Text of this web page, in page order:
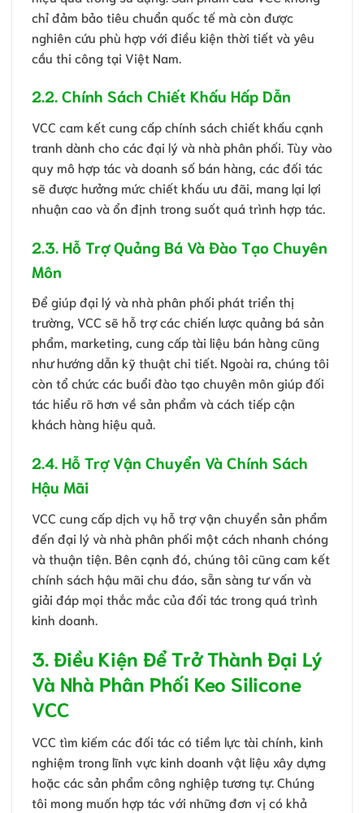
chỉ đảm bảo tiêu chuẩn quốc tế mà còn được
nghiên cứu phù hợp với điều kiện thời tiết và yêu
cầu thi công tại Việt Nam.
2.2. Chính Sách Chiết Khấu Hấp Dẫn
VCC cam kết cung cấp chính sách chiết khấu cạnh
tranh dành cho các đại lý và nhà phân phối. Tùy vào
quy mô hợp tác và doanh số bán hàng, các đối tác
sẽ được hưởng mức chiết khấu ưu đãi, mang lại lợi
nhuận cao và ổn định trong suốt quá trình hợp tác.
2.3. Hỗ Trợ Quảng Bá Và Đào Tạo Chuyên
Môn
Để giúp đại lý và nhà phân phối phát triển thị
trường, VCC sẽ hỗ trợ các chiến lược quảng bá sản
phẩm, marketing, cung cấp tài liệu bán hàng cũng
như hướng dẫn kỹ thuật chi tiết. Ngoài ra, chúng tôi
còn tổ chức các buổi đào tạo chuyên môn giúp đối
tác hiểu rõ hơn về sản phẩm và cách tiếp cận
khách hàng hiệu quả.
2.4. Hỗ Trợ Vận Chuyển Và Chính Sách
Hậu Mãi
VCC cung cấp dịch vụ hỗ trợ vận chuyển sản phẩm
đến đại lý và nhà phân phối một cách nhanh chóng
và thuận tiện. Bên cạnh đó, chúng tôi cũng cam kết
chính sách hậu mãi chu đáo, sẵn sàng tư vấn và
giải đáp mọi thắc mắc của đối tác trong quá trình
kinh doanh.
3. Điều Kiện Để Trở Thành Đại Lý
Và Nhà Phân Phối Keo Silicone
VCC
VCC tìm kiếm các đối tác có tiềm lực tài chính, kinh
nghiệm trong lĩnh vực kinh doanh vật liệu xây dựng
hoặc các sản phẩm công nghiệp tương tự. Chúng
tôi mong muốn hợp tác với những đơn vị có khả